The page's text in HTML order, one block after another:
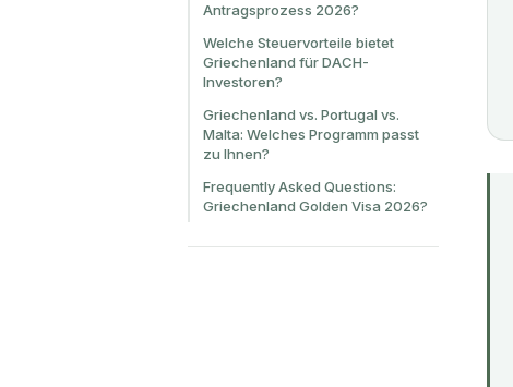
Antragsprozess 2026?
Welche Steuervorteile bietet
Griechenland für DACH-
Investoren?
Griechenland vs. Portugal vs.
Malta: Welches Programm passt
zu Ihnen?
Frequently Asked Questions:
Griechenland Golden Visa 2026?